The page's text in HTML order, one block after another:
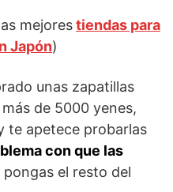
mejorestiendas para
Japón)
unas zapatillas
de 5000 yenes,
te apetece probarlas
con que las
pongas el resto del